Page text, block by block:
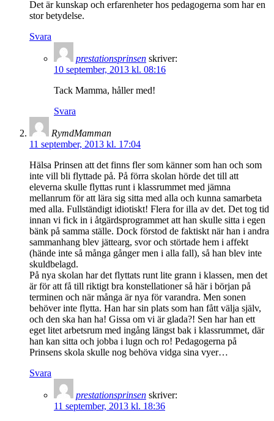
Det är kunskap och erfarenheter hos pedagogerna som har en
stor betydelse.
Svara
prestationsprinsen skriver:
10 september, 2013 kl. 08:16
Tack Mamma, håller med!
Svara
RymdMamman
11 september, 2013 kl. 17:04
Hälsa Prinsen att det finns fler som känner som han och som
inte vill bli flyttade på. På förra skolan hörde det till att
eleverna skulle flyttas runt i klassrummet med jämna
mellanrum för att lära sig sitta med alla och kunna samarbeta
med alla. Fullständigt idiotiskt! Flera for illa av det. Det tog tid
innan vi fick in i åtgärdsprogrammet att han skulle sitta i egen
bänk på samma ställe. Dock förstod de faktiskt när han i andra
sammanhang blev jättearg, svor och störtade hem i affekt
(hände inte så många gånger men i alla fall), så han blev inte
skuldbelagd.
På nya skolan har det flyttats runt lite grann i klassen, men det
är för att få till riktigt bra konstellationer så här i början på
terminen och när många är nya för varandra. Men sonen
behöver inte flytta. Han har sin plats som han fått välja själv,
och den ska han ha! Gissa om vi är glada?! Sen har han ett
eget litet arbetsrum med ingång längst bak i klassrummet, där
han kan sitta och jobba i lugn och ro! Pedagogerna på
Prinsens skola skulle nog behöva vidga sina vyer…
Svara
prestationsprinsen skriver:
11 september, 2013 kl. 18:36